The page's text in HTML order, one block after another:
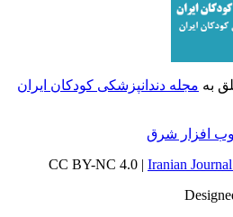
بهمجله دندانپزشکی کودکان ایران
افزار شرق
Iranian